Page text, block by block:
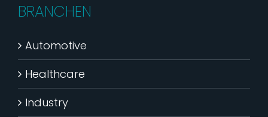
BRANCHEN
Automotive
Healthcare
Industry